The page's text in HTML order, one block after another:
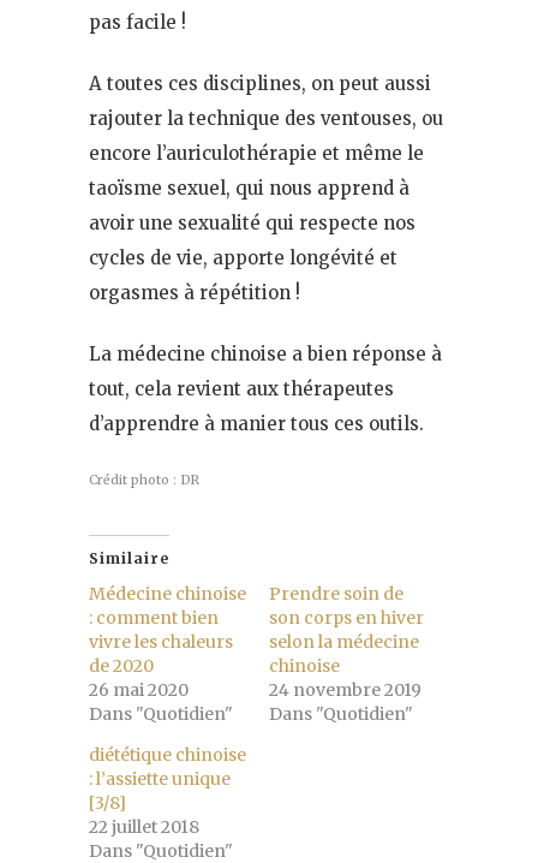
pas facile !
A toutes ces disciplines, on peut aussi
rajouter la technique des ventouses, ou
encore l’auriculothérapie et même le
taoïsme sexuel, qui nous apprend à
avoir une sexualité qui respecte nos
cycles de vie, apporte longévité et
orgasmes à répétition !
La médecine chinoise a bien réponse à
tout, cela revient aux thérapeutes
d’apprendre à manier tous ces outils.
Crédit photo : DR
Similaire
Médecine chinoise
: comment bien
vivre les chaleurs
de 2020
26 mai 2020
Dans "Quotidien"
Prendre soin de
son corps en hiver
selon la médecine
chinoise
24 novembre 2019
Dans "Quotidien"
diététique chinoise
: l’assiette unique
[3/8]
22 juillet 2018
Dans "Quotidien"